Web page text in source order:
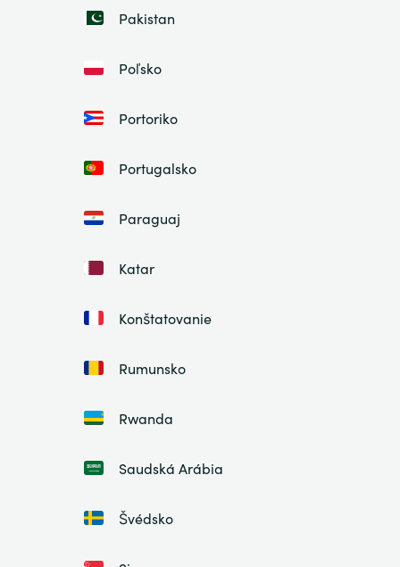
Pakistan
Poľsko
Portoriko
Portugalsko
Paraguaj
Katar
Konštatovanie
Rumunsko
Rwanda
Saudská Arábia
Švédsko